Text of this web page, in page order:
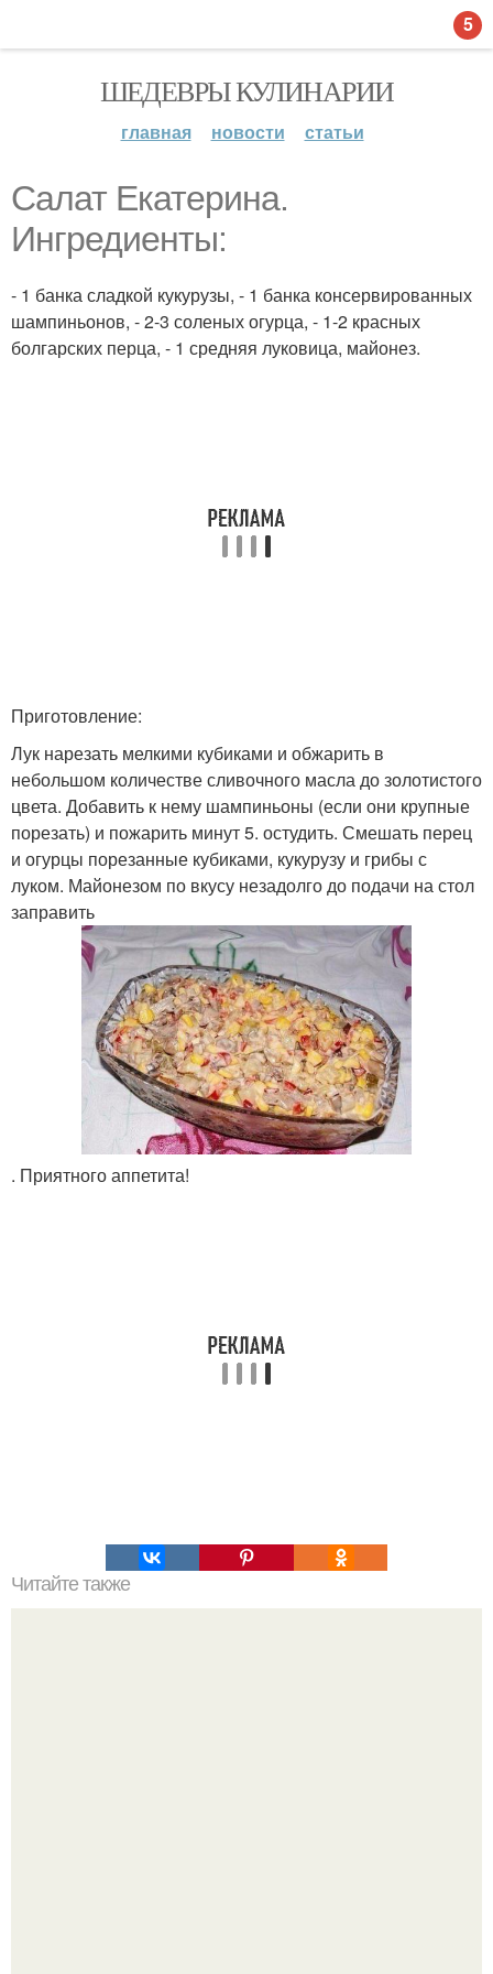
ШЕДЕВРЫ КУЛИНАРИИ
главная новости статьи
Салат Екатерина.
Ингредиенты:
- 1 банка сладкой кукурузы, - 1 банка консервированных
шампиньонов, - 2-3 соленых огурца, - 1-2 красных
болгарских перца, - 1 средняя луковица, майонез.
Приготовление:
Лук нарезать мелкими кубиками и обжарить в
небольшом количестве сливочного масла до золотистого
цвета. Добавить к нему шампиньоны (если они крупные
порезать) и пожарить минут 5. остудить. Смешать перец
и огурцы порезанные кубиками, кукурузу и грибы с
луком. Майонезом по вкусу незадолго до подачи на стол
заправить
. Приятного аппетита!
Читайте также
5